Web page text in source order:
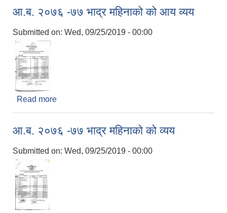
आ.ब. २०७६ -७७ भाद्र महिनाको को आय व्यय
Submitted on: Wed, 09/25/2019 - 00:00
Read more
आ.ब. २०७६ -७७ भाद्र महिनाको को व्यय
Submitted on: Wed, 09/25/2019 - 00:00